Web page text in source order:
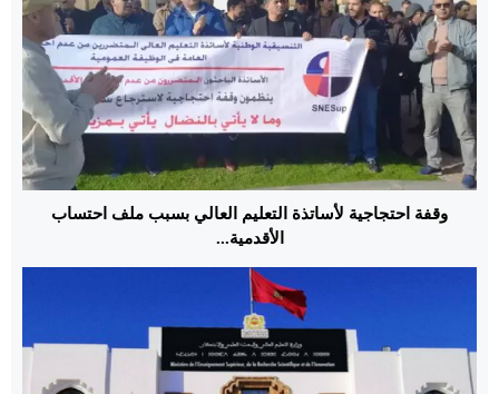
وقفة احتجاجية لأساتذة التعليم العالي بسبب ملف احتساب
الأقدمية...